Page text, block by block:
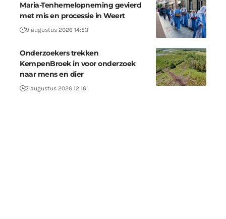
Maria-Tenhemelopneming gevierd
met mis en processie in Weert
9 augustus 2026 14:53
Onderzoekers trekken
KempenBroek in voor onderzoek
naar mens en dier
7 augustus 2026 12:16